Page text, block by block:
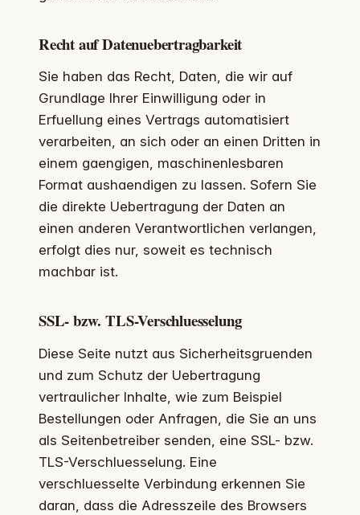
Recht auf Datenuebertragbarkeit
Sie haben das Recht, Daten, die wir auf
Grundlage Ihrer Einwilligung oder in
Erfuellung eines Vertrags automatisiert
verarbeiten, an sich oder an einen Dritten in
einem gaengigen, maschinenlesbaren
Format aushaendigen zu lassen. Sofern Sie
die direkte Uebertragung der Daten an
einen anderen Verantwortlichen verlangen,
erfolgt dies nur, soweit es technisch
machbar ist.
SSL- bzw. TLS-Verschluesselung
Diese Seite nutzt aus Sicherheitsgruenden
und zum Schutz der Uebertragung
vertraulicher Inhalte, wie zum Beispiel
Bestellungen oder Anfragen, die Sie an uns
als Seitenbetreiber senden, eine SSL- bzw.
TLS-Verschluesselung. Eine
verschluesselte Verbindung erkennen Sie
daran, dass die Adresszeile des Browsers